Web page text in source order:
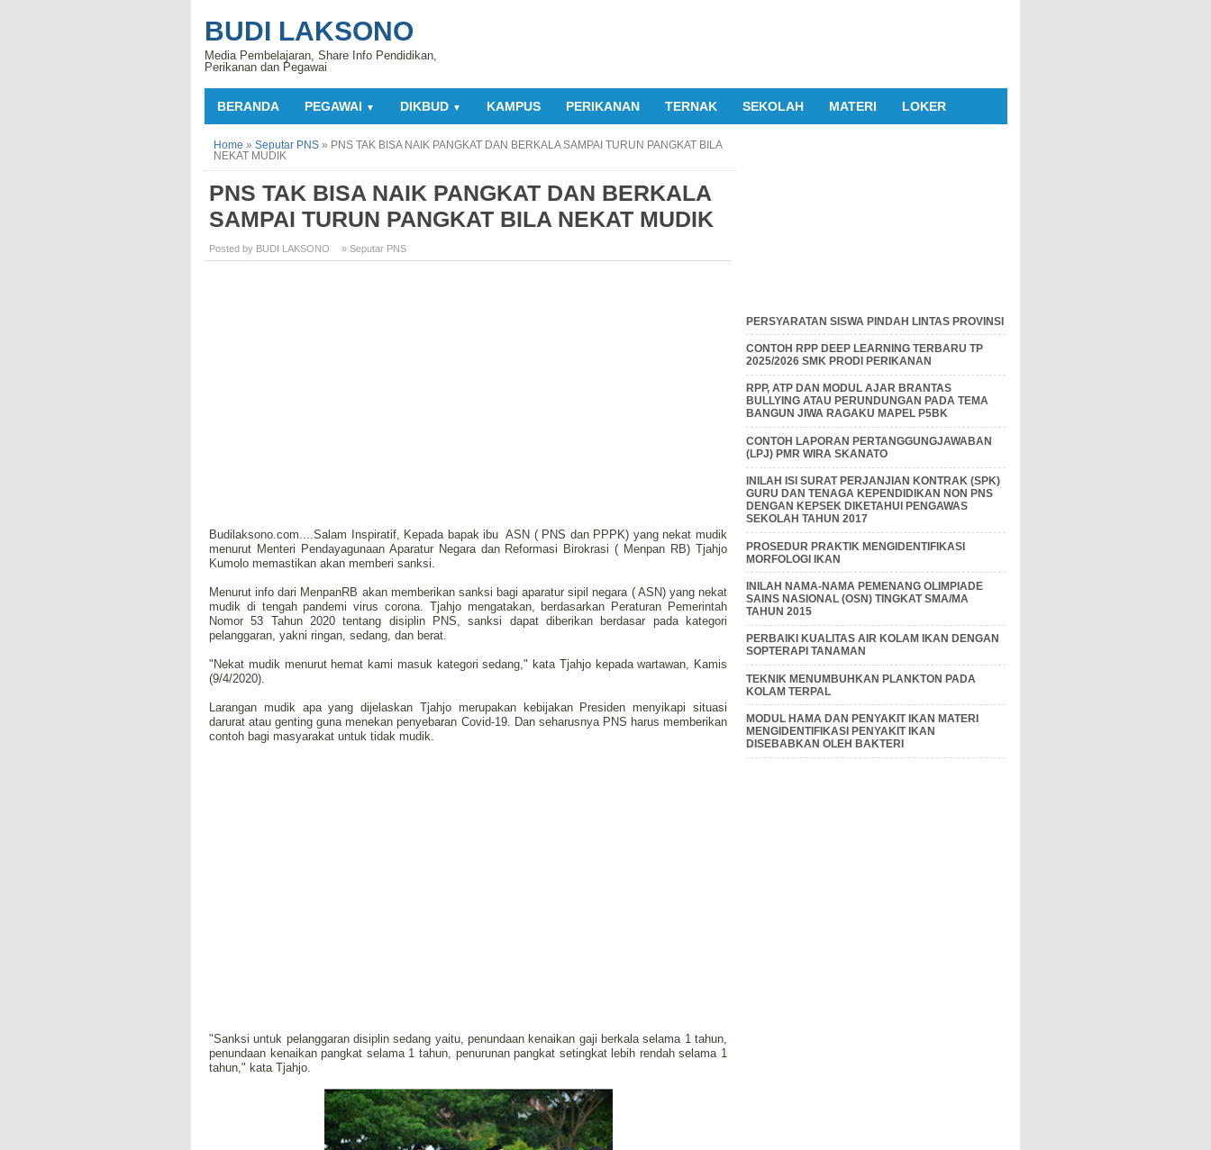
BUDI LAKSONO
Media Pembelajaran, Share Info Pendidikan,
Perikanan dan Pegawai
BERANDA PEGAWAI ▼ DIKBUD ▼ KAMPUS PERIKANAN TERNAK SEKOLAH MATERI LOKER
Home » Seputar PNS » PNS TAK BISA NAIK PANGKAT DAN BERKALA SAMPAI TURUN PANGKAT BILA
NEKAT MUDIK
PNS TAK BISA NAIK PANGKAT DAN BERKALA
SAMPAI TURUN PANGKAT BILA NEKAT MUDIK
Posted by BUDI LAKSONO » Seputar PNS
Budilaksono.com....Salam Inspiratif, Kepada bapak ibu ASN ( PNS dan PPPK) yang nekat mudik
menurut Menteri Pendayagunaan Aparatur Negara dan Reformasi Birokrasi ( Menpan RB) Tjahjo
Kumolo memastikan akan memberi sanksi.
Menurut info dari MenpanRB akan memberikan sanksi bagi aparatur sipil negara ( ASN) yang nekat
mudik di tengah pandemi virus corona. Tjahjo mengatakan, berdasarkan Peraturan Pemerintah
Nomor 53 Tahun 2020 tentang disiplin PNS, sanksi dapat diberikan berdasar pada kategori
pelanggaran, yakni ringan, sedang, dan berat.
"Nekat mudik menurut hemat kami masuk kategori sedang," kata Tjahjo kepada wartawan, Kamis
(9/4/2020).
Larangan mudik apa yang dijelaskan Tjahjo merupakan kebijakan Presiden menyikapi situasi
darurat atau genting guna menekan penyebaran Covid-19. Dan seharusnya PNS harus memberikan
contoh bagi masyarakat untuk tidak mudik.
"Sanksi untuk pelanggaran disiplin sedang yaitu, penundaan kenaikan gaji berkala selama 1 tahun,
penundaan kenaikan pangkat selama 1 tahun, penurunan pangkat setingkat lebih rendah selama 1
tahun," kata Tjahjo.
PERSYARATAN SISWA PINDAH LINTAS PROVINSI
CONTOH RPP DEEP LEARNING TERBARU TP
2025/2026 SMK PRODI PERIKANAN
RPP, ATP DAN MODUL AJAR BRANTAS
BULLYING ATAU PERUNDUNGAN PADA TEMA
BANGUN JIWA RAGAKU MAPEL P5BK
CONTOH LAPORAN PERTANGGUNGJAWABAN
(LPJ) PMR WIRA SKANATO
INILAH ISI SURAT PERJANJIAN KONTRAK (SPK)
GURU DAN TENAGA KEPENDIDIKAN NON PNS
DENGAN KEPSEK DIKETAHUI PENGAWAS
SEKOLAH TAHUN 2017
PROSEDUR PRAKTIK MENGIDENTIFIKASI
MORFOLOGI IKAN
INILAH NAMA-NAMA PEMENANG OLIMPIADE
SAINS NASIONAL (OSN) TINGKAT SMA/MA
TAHUN 2015
PERBAIKI KUALITAS AIR KOLAM IKAN DENGAN
SOPTERAPI TANAMAN
TEKNIK MENUMBUHKAN PLANKTON PADA
KOLAM TERPAL
MODUL HAMA DAN PENYAKIT IKAN MATERI
MENGIDENTIFIKASI PENYAKIT IKAN
DISEBABKAN OLEH BAKTERI